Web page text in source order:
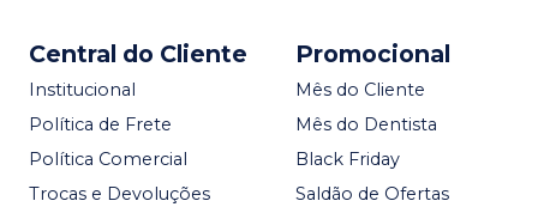
Central do Cliente
Institucional
Política de Frete
Política Comercial
Trocas e Devoluções
Promocional
Mês do Cliente
Mês do Dentista
Black Friday
Saldão de Ofertas